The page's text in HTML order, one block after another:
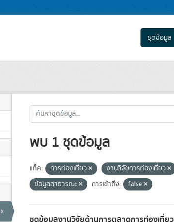
ชุดข้อมูล
x
พบ 1 ชุดข้อมูล
แท็ค: การท่องเที่ยว งานวิจัยการท่องเที่ยว
ข้อมูลสาธารณะ
การเข้าถึง: false